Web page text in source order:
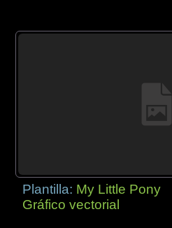
Plantilla: My Little Pony
Gráfico vectorial